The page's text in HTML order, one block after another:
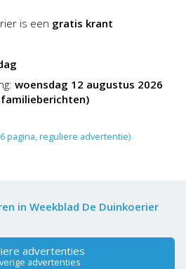
is een gratis krant
woensdag 12 augustus 2026
pagina, reguliere advertentie)
in Weekblad De Duinkoerier
advertenties
advertenties